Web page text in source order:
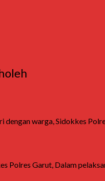
warga, Sidokkes
Polres Garut, Dalam